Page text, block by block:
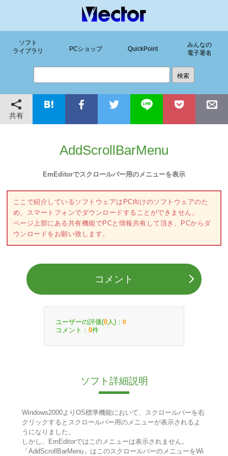
ソフト
ライブラリ
PCショップ QuickPoint
みんなの
電子署名
共有
AddScrollBarMenu
EmEditorでスクロールバー用のメニューを表示
ここで紹介しているソフトウェアはPC向けのソフトウェアのた
め、スマートフォンでダウンロードすることができません。
ページ上部にある共有機能でPCと情報共有して頂き、PCからダ
ウンロードをお願い致します。
コメント
ユーザーの評価(0 人)： 0
コメント： 0件
ソフト詳細説明
Windows2000よりOS標準機能において、スクロールバーを右
クリックするとスクロールバー用のメニューが表示されるよ
うになりました。
しかし、EmEditorではこのメニューは表示されません。
「AddScrollBarMenu」はこのスクロールバーのメニューをWi